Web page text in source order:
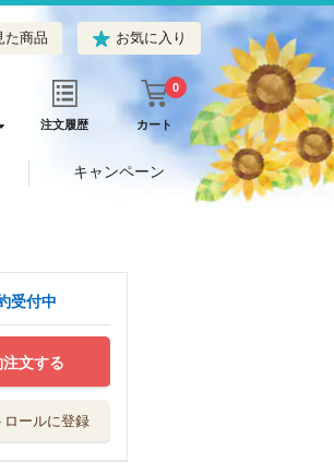
た商品 お気に入り
注文履歴 カート
0
キャンペーン
受付中
文する
ロールに登録